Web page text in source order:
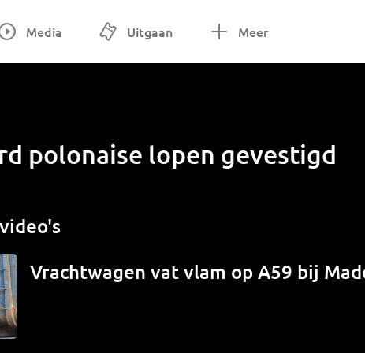
Media Uitgaan Meer
polonaise lopen gevestigd
Vrachtwagen vat vlam op A59 bij